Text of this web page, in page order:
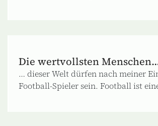
Die wertvollsten
… dieser Welt dürfen nach meiner
Football-Spieler sein. Football ist